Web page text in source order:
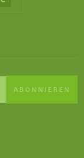
ABONNIEREN